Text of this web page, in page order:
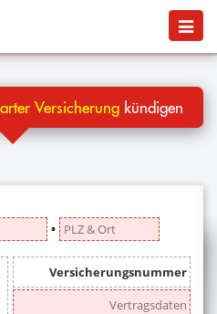
Menü
Versicherung kündigen
▪